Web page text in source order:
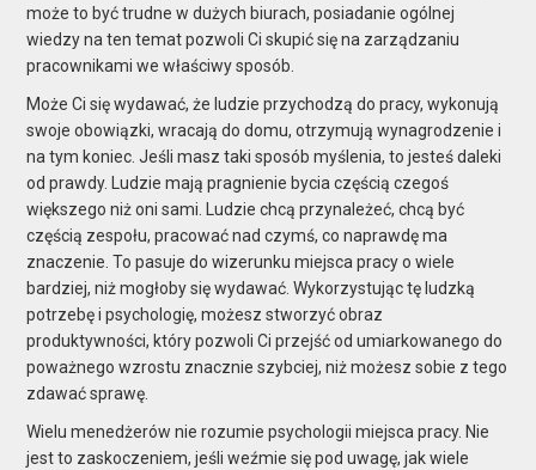
może to być trudne w dużych biurach, posiadanie ogólnej
wiedzy na ten temat pozwoli Ci skupić się na zarządzaniu
pracownikami we właściwy sposób.
Może Ci się wydawać, że ludzie przychodzą do pracy, wykonują
swoje obowiązki, wracają do domu, otrzymują wynagrodzenie i
na tym koniec. Jeśli masz taki sposób myślenia, to jesteś daleki
od prawdy. Ludzie mają pragnienie bycia częścią czegoś
większego niż oni sami. Ludzie chcą przynależeć, chcą być
częścią zespołu, pracować nad czymś, co naprawdę ma
znaczenie. To pasuje do wizerunku miejsca pracy o wiele
bardziej, niż mogłoby się wydawać. Wykorzystując tę ludzką
potrzebę i psychologię, możesz stworzyć obraz
produktywności, który pozwoli Ci przejść od umiarkowanego do
poważnego wzrostu znacznie szybciej, niż możesz sobie z tego
zdawać sprawę.
Wielu menedżerów nie rozumie psychologii miejsca pracy. Nie
jest to zaskoczeniem, jeśli weźmie się pod uwagę, jak wiele